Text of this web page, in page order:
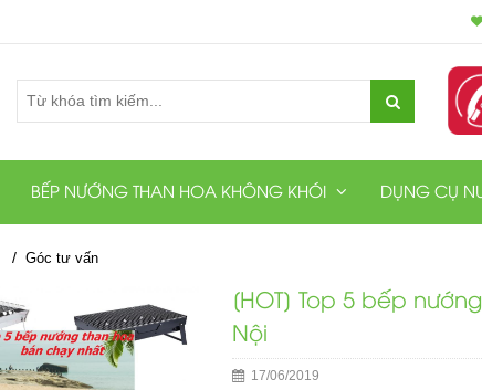
BẾP NƯỚNG THAN HOA KHÔNG KHÓI DỤNG CỤ
/ Góc tư vấn
[HOT] Top 5 bếp
Nội
17/06/2019